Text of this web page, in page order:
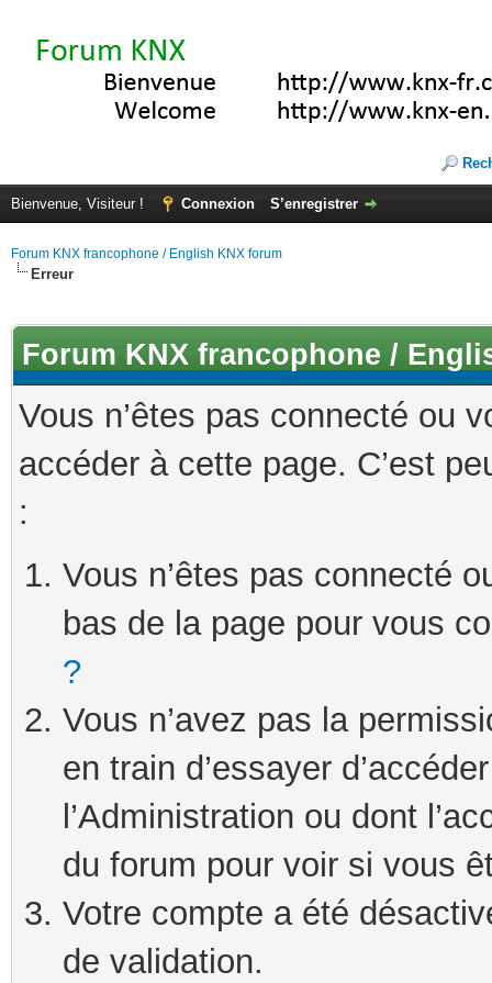
Bienvenue, Visiteur ! Connexion S’enregistrer
Forum KNX francophone / English KNX forum
Erreur
Forum KNX francophone /
Vous n’êtes pas connecté ou
accéder à cette page. C’est
:
Vous n’êtes pas connecté
bas de la page pour vous
?
Vous n’avez pas la
en train d’essayer
l’Administration ou dont
du forum pour voir si vous
Votre compte a été
de validation.